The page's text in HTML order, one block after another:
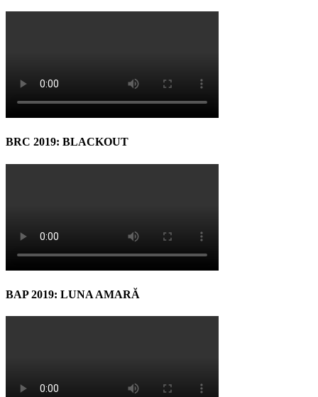
BRC 2019: BLACKOUT
BAP 2019: LUNA AMARĂ